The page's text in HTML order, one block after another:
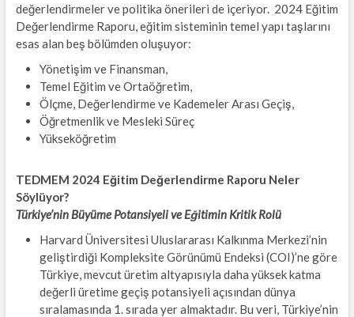
değerlendirmeler ve politika önerileri de içeriyor. 2024 Eğitim
Değerlendirme Raporu, eğitim sisteminin temel yapı taşlarını
esas alan beş bölümden oluşuyor:
Yönetişim ve Finansman,
Temel Eğitim ve Ortaöğretim,
Ölçme, Değerlendirme ve Kademeler Arası Geçiş,
Öğretmenlik ve Mesleki Süreç
Yükseköğretim
TEDMEM 2024 Eğitim Değerlendirme Raporu Neler
Söylüyor?
Türkiye’nin Büyüme Potansiyeli ve Eğitimin Kritik Rolü
Harvard Üniversitesi Uluslararası Kalkınma Merkezi’nin
geliştirdiği Kompleksite Görünümü Endeksi (COI)’ne göre
Türkiye, mevcut üretim altyapısıyla daha yüksek katma
değerli üretime geçiş potansiyeli açısından dünya
sıralamasında 1. sırada yer almaktadır. Bu veri, Türkiye’nin